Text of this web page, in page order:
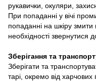
рукавички, окуляри,
При попаданні у вічі
попаданні на шкіру змити
необхідності звернутися
Зберігання та
Зберігати та
тарі, окремо від харчових